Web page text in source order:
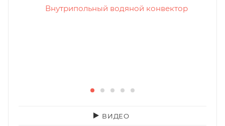
ВИДЕО